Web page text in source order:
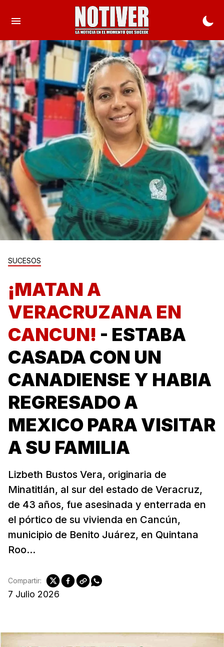
SUCESOS
¡MATAN A
VERACRUZANA EN
CANCUN! - ESTABA
CASADA CON UN
CANADIENSE Y HABIA
REGRESADO A
MEXICO PARA VISITAR
A SU FAMILIA
Lizbeth Bustos Vera, originaria de
Minatitlán, al sur del estado de Veracruz,
de 43 años, fue asesinada y enterrada en
el pórtico de su vivienda en Cancún,
municipio de Benito Juárez, en Quintana
Roo...
7 Julio 2026
Compartir: